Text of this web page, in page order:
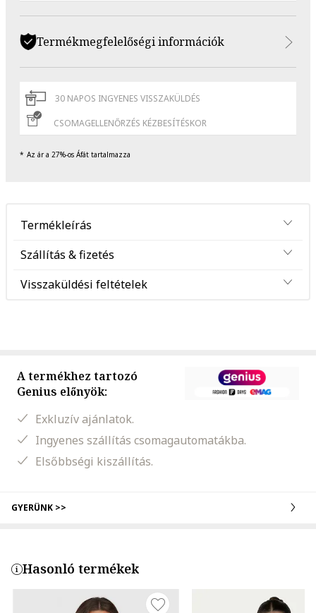
Termékmegfelelőségi információk
30 NAPOS INGYENES VISSZAKÜLDÉS
CSOMAGELLENŐRZÉS KÉZBESÍTÉSKOR
Az ár a 27%-os Áfát tartalmazza
Termékleírás
Szállítás & fizetés
Visszaküldési feltételek
A termékhez tartozó
Genius előnyök:
Exkluzív ajánlatok.
Ingyenes szállítás csomagautomatákba.
Elsőbbségi kiszállítás.
GYERÜNK >>
Hasonló termékek